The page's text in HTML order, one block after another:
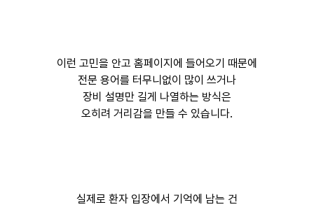
이런 고민을 안고 홈페이지에 들어오기 때문에
전문 용어를 터무니없이 많이 쓰거나
장비 설명만 길게 나열하는 방식은
오히려 거리감을 만들 수 있습니다.
실제로 환자 입장에서 기억에 남는 건